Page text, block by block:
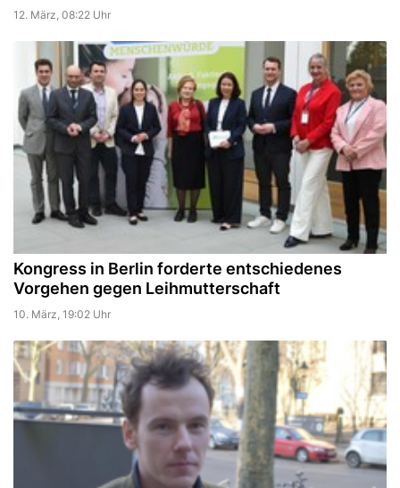
12. März, 08:22 Uhr
Kongress in Berlin forderte entschiedenes
Vorgehen gegen Leihmutterschaft
10. März, 19:02 Uhr